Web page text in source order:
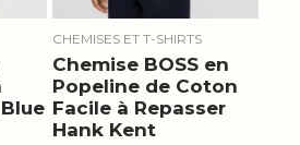
CHEMISES ET T-SHIRTS
Chemise BOSS en
Popeline de Coton
Facile à Repasser
Hank Kent